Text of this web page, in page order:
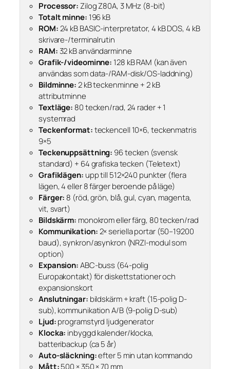
Processor:Zilog Z80A, 3 MHz (8-bit)
Totalt minne: 196 kB
ROM:24 kB BASIC-interpretator, 4 kB DOS, 4 kB
skrivare-/terminalrutin
RAM:32 kB användarminne
Grafik-/videominne: 128 kB RAM (kan även
användas som data-/RAM-disk/OS-laddning)
Bildminne:2 kB teckenminne + 2 kB
attributminne
Textläge: 80 tecken/rad, 24 rader + 1
systemrad
Teckenformat:teckencell 10×6, teckenmatris
9×5
Teckenuppsättning: 96 tecken (svensk
standard) + 64 grafiska tecken (Teletext)
Grafiklägen: upp till 512×240 punkter (flera
lägen, 4 eller 8 färger beroende på läge)
Färger: 8 (röd, grön, blå, gul, cyan, magenta,
vit, svart)
Bildskärm: monokrom eller färg, 80 tecken/rad
Kommunikation:2× seriella portar (50–19200
baud), synkron/asynkron (NRZI-modul som
option)
Expansion:ABC-buss (64-polig
Europakontakt) för diskettstationer och
expansionskort
Anslutningar: bildskärm + kraft (15-polig D-
sub), kommunikation A/B (9-polig D-sub)
Ljud:programstyrd ljudgenerator
Klocka: inbyggd kalender/klocka,
batteribackup (ca 5 år)
Auto-släckning:efter 5 min utan kommando
Mått:500 × 350 × 70 mm